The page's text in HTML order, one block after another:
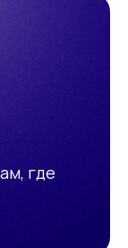
где